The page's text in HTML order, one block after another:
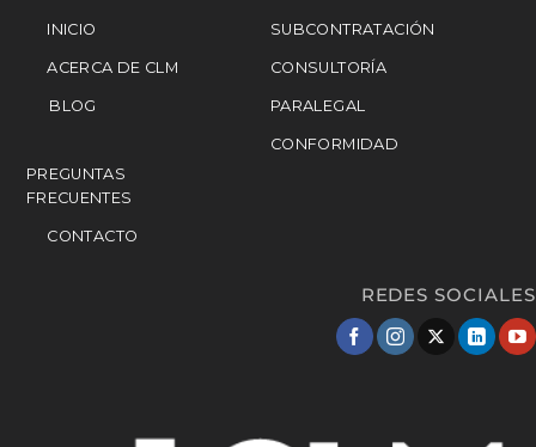
INICIO
ACERCA DE CLM
BLOG
PREGUNTAS
FRECUENTES
CONTACTO
SUBCONTRATACIÓN
CONSULTORÍA
PARALEGAL
CONFORMIDAD
REDES SOCIALES